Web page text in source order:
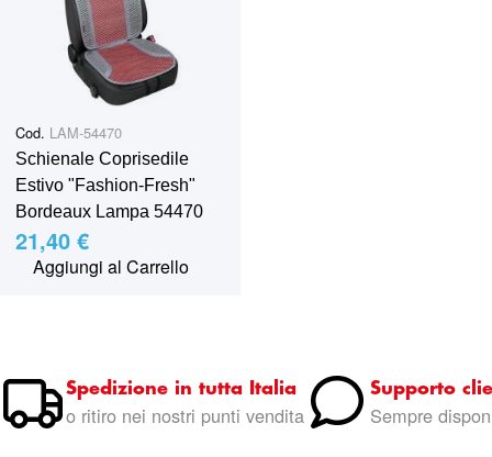
Cod. LAM-54470
Schienale Coprisedile
Estivo "Fashion-Fresh"
Bordeaux Lampa 54470
21,40 €
Aggiungi al Carrello
Spedizione in tutta Italia
o ritiro nei nostri punti vendita
Supporto
Sempre